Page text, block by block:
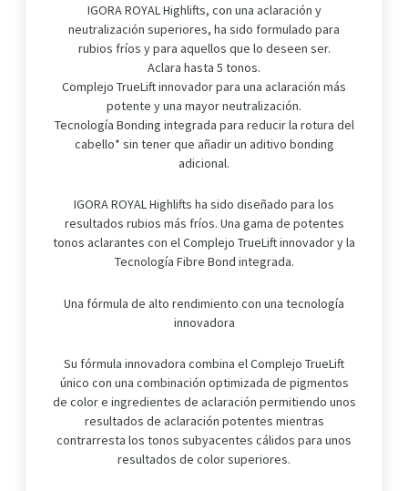
IGORA ROYAL Highlifts, con una aclaración y
neutralización superiores, ha sido formulado para
rubios fríos y para aquellos que lo deseen ser.
Aclara hasta 5 tonos.
Complejo TrueLift innovador para una aclaración más
potente y una mayor neutralización.
Tecnología Bonding integrada para reducir la rotura del
cabello* sin tener que añadir un aditivo bonding
adicional.
IGORA ROYAL Highlifts ha sido diseñado para los
resultados rubios más fríos. Una gama de potentes
tonos aclarantes con el Complejo TrueLift innovador y la
Tecnología Fibre Bond integrada.
Una fórmula de alto rendimiento con una tecnología
innovadora
Su fórmula innovadora combina el Complejo TrueLift
único con una combinación optimizada de pigmentos
de color e ingredientes de aclaración permitiendo unos
resultados de aclaración potentes mientras
contrarresta los tonos subyacentes cálidos para unos
resultados de color superiores.